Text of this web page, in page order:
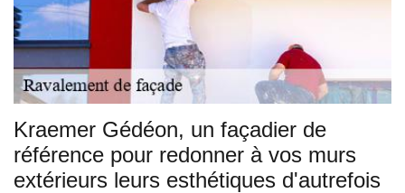
Kraemer Gédéon, un façadier de
référence pour redonner à vos murs
extérieurs leurs esthétiques d'autrefois